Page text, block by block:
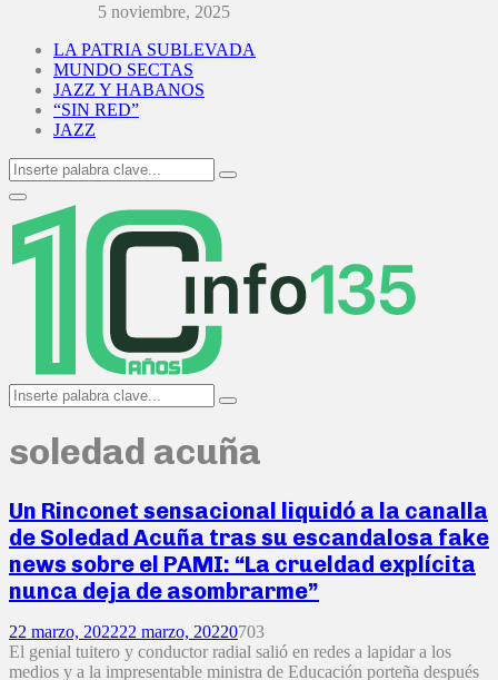
5 noviembre, 2025
LA PATRIA SUBLEVADA
MUNDO SECTAS
JAZZ Y HABANOS
“SIN RED”
JAZZ
Search
for:
Search
Primary
Menu
Search
for:
Search
soledad acuña
Un Rinconet sensacional liquidó a la canalla
de Soledad Acuña tras su escandalosa fake
news sobre el PAMI: “La crueldad explícita
nunca deja de asombrarme”
22 marzo, 202222 marzo, 20220703
El genial tuitero y conductor radial salió en redes a lapidar a los
medios y a la impresentable ministra de Educación porteña después